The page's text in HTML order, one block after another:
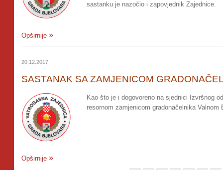
sastanku je nazočio i zapovjednik Zajednice.
Opširnije
20.12.2017.
SASTANAK SA ZAMJENICOM
Kao što je i dogovoreno na sjednici Izvršnog
resornom zamjenicom gradonačelnika
Opširnije